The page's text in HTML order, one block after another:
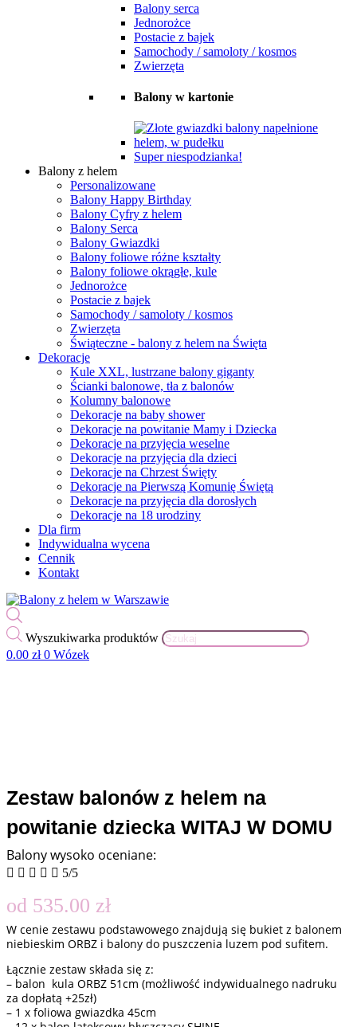
Balony serca
Jednorożce
Postacie z bajek
Samochody / samoloty / kosmos
Zwierzęta
Balony w kartonie
Super niespodzianka!
Balony z helem
Personalizowane
Balony Happy Birthday
Balony Cyfry z helem
Balony Serca
Balony Gwiazdki
Balony foliowe różne kształty
Balony foliowe okrągłe, kule
Jednorożce
Postacie z bajek
Samochody / samoloty / kosmos
Zwierzęta
Świąteczne - balony z helem na Święta
Dekoracje
Kule XXL, lustrzane balony giganty
Ścianki balonowe, tła z balonów
Kolumny balonowe
Dekoracje na baby shower
Dekoracje na powitanie Mamy i Dziecka
Dekoracje na przyjęcia weselne
Dekoracje na przyjęcia dla dzieci
Dekoracje na Chrzest Święty
Dekoracje na Pierwszą Komunię Świętą
Dekoracje na przyjęcia dla dorosłych
Dekoracje na 18 urodziny
Dla firm
Indywidualna wycena
Cennik
Kontakt
Wyszukiwarka produktów
0.00 zł 0 Wózek
Zestaw balonów z helem na
powitanie dziecka WITAJ W DOMU
Balony wysoko oceniane:
     5/5
od 535.00 zł
W cenie zestawu podstawowego znajdują się bukiet z balonem
niebieskim ORBZ i balony do puszczenia luzem pod sufitem.
Łącznie zestaw składa się z:
– balon kula ORBZ 51cm (możliwość indywidualnego nadruku
za dopłatą +25zł)
– 1 x foliowa gwiazdka 45cm